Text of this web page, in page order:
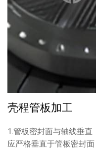
壳程管板加工
1.管板密封面与轴线垂直
应严格垂直于管板密封